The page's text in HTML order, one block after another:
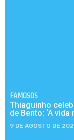
FAMOSOS
Thiaguinho
de Bento: ‘A
9 DE AGOSTO DE